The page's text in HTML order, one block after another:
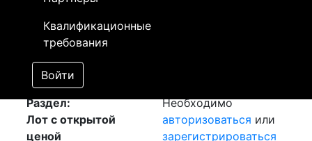
Квалификационные
требования
Войти
Закупка: Битум
[Завершен]
Лот №:
АУКЦИОН (покупка
товара)
Раздел:
Лот с открытой
ценой
Необходимо
авторизоваться или
зарегистрироваться